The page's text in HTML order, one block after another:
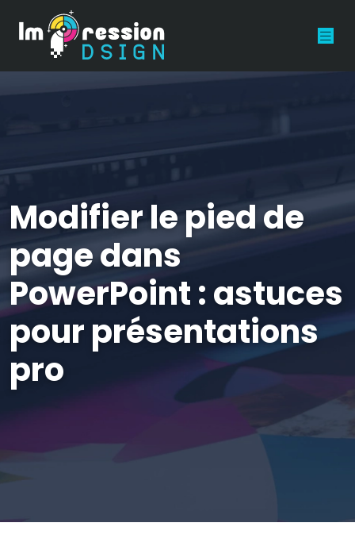
Modifier le pied de
page dans
PowerPoint : astuces
pour présentations
pro